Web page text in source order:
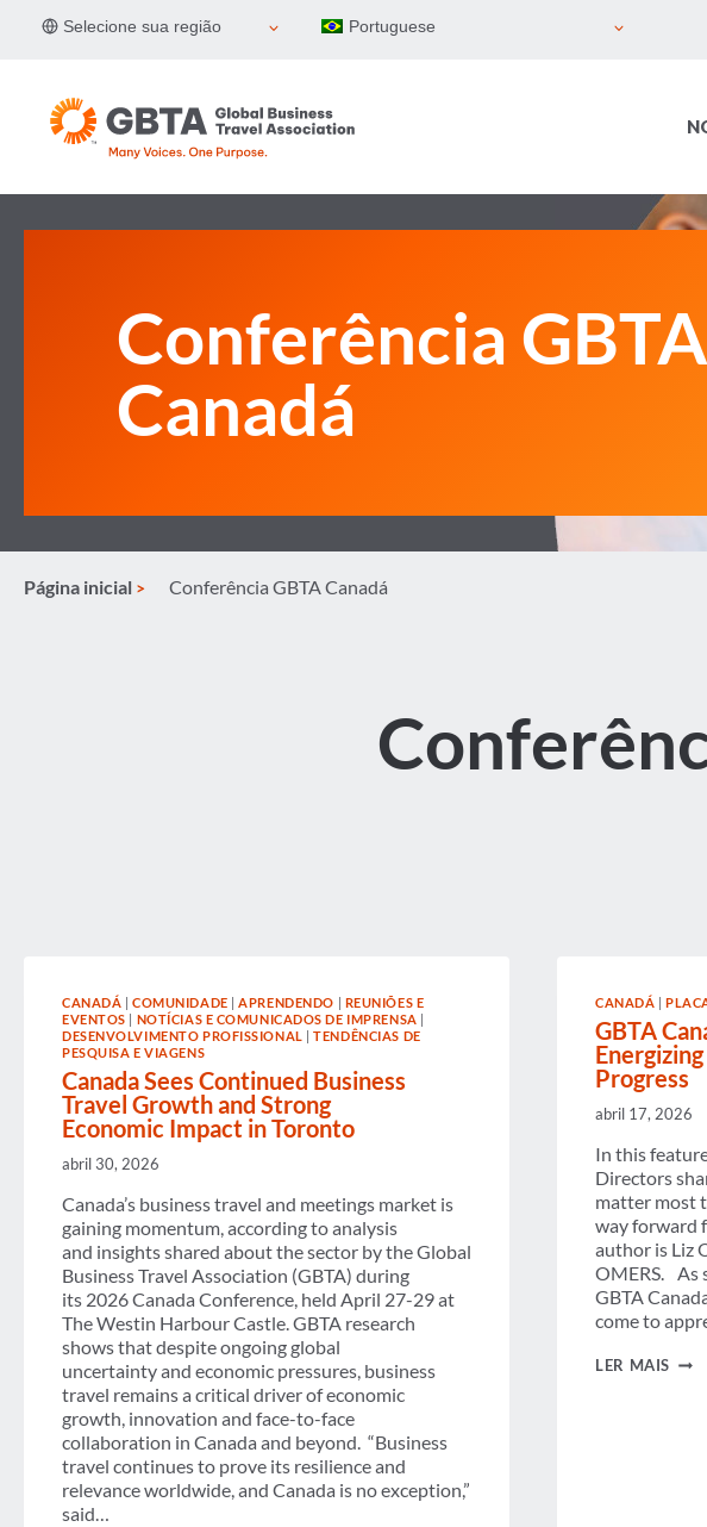
Selecione sua região Portuguese
Conferência GBTA
Canadá
Página inicial Conferência GBTA Canadá
CANADÁ |COMUNIDADE |APRENDENDO | REUNIÕES E
EVENTOS | NOTÍCIAS E COMUNICADOS DE IMPRENSA |
DESENVOLVIMENTO PROFISSIONAL |TENDÊNCIAS DE
PESQUISA E VIAGENS
Canada Sees Continued Business
Travel Growth and Strong
Economic Impact in Toronto
abril 30, 2026
Canada’s business travel and meetings market is
gaining momentum, according to analysis
and insights shared about the sector by the Global
Business Travel Association (GBTA) during
its 2026 Canada Conference, held April 27-29 at
The Westin Harbour Castle. GBTA research
shows that despite ongoing global
uncertainty and economic pressures, business
travel remains a critical driver of economic
growth, innovation and face-to-face
collaboration in Canada and beyond. “Business
travel continues to prove its resilience and
relevance worldwide, and Canada is no exception,”
said…
CANADÁ |
GBTA
Progress
abril 17, 2026
In this
Directors
matter most
way forward
author is Liz
OMERS. As
GBTA
come to
LER MAIS GBTA